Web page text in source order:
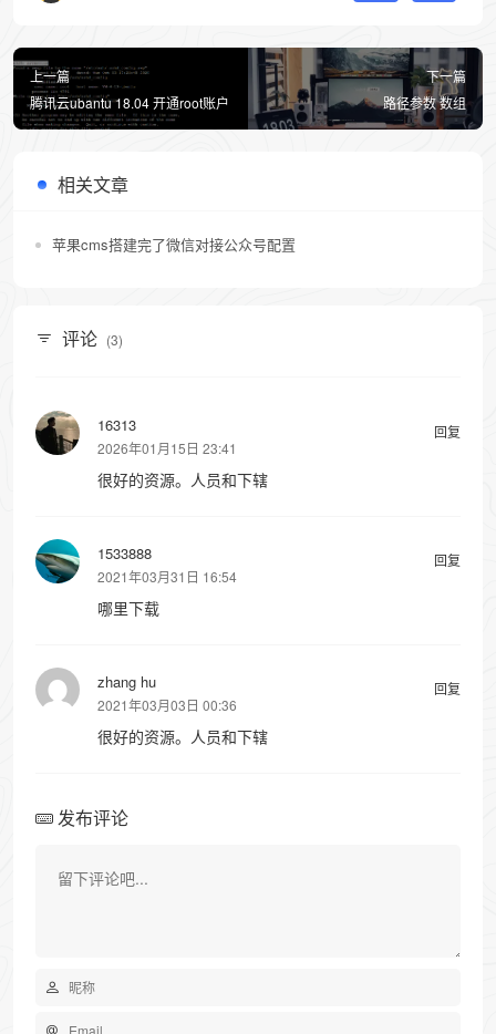
上一篇
腾讯云ubantu 18.04 开通root账户
下一篇
路径参数 数组
相关文章
苹果cms搭建完了微信对接公众号配置
评论 (3)
16313
2026年01月15日 23:41
很好的资源。人员和下辖
回复
1533888
2021年03月31日 16:54
哪里下载
回复
zhang hu
2021年03月03日 00:36
很好的资源。人员和下辖
回复
发布评论